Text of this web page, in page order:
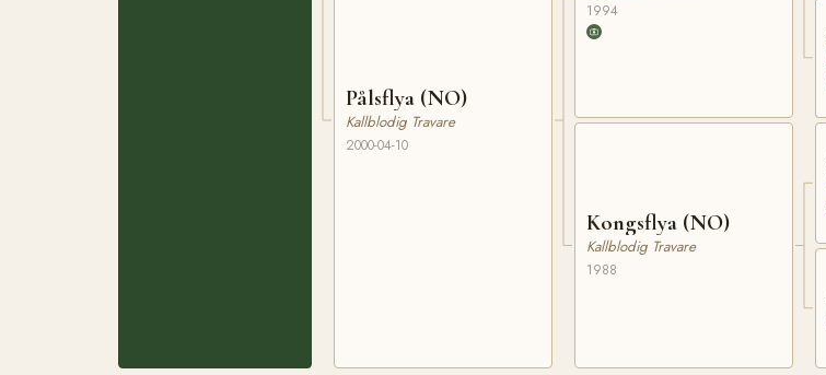
Pålsflya (NO)
Kallblodig Travare
2000-04-10
1994
Kongsflya (NO)
Kallblodig Travare
1988